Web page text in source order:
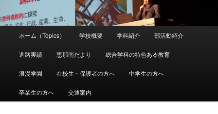
メ
イ
ン
コ
ホーム（Topics） 学校概要 学科紹介 部活動紹介
進路実績 恵那南だより 総合学科の特色ある教育
浪漫学園 在校生・保護者の方へ 中学生の方へ
卒業生の方へ 交通案内